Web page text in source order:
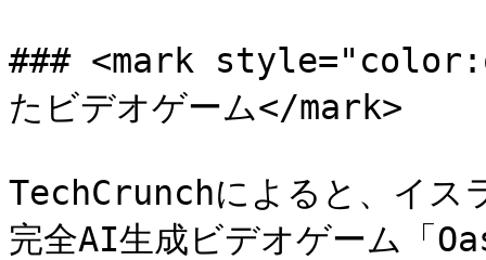
### <mark
たビデオゲーム</mark>
TechCrunchによると、イス
完全AI生成ビデオゲーム「